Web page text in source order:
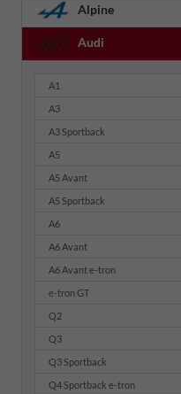
Alpine
Audi
A1
A3
A3 Sportback
A5
A5 Avant
A5 Sportback
A6
A6 Avant
A6 Avant e-tron
e-tron GT
Q2
Q3
Q3 Sportback
Q4 Sportback e-tron